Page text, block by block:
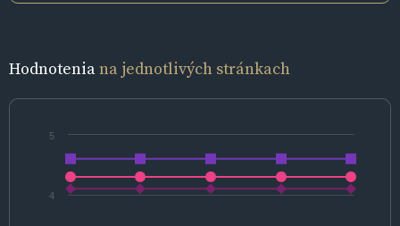
Hodnoteniana jednotlivých stránkach
4
5